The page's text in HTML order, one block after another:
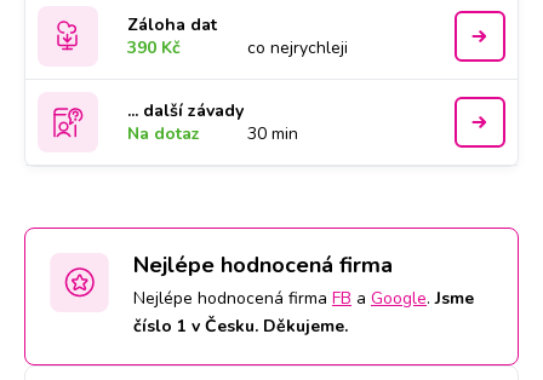
Záloha dat
390 Kč
co nejrychleji
... další závady
Na dotaz
30 min
Nejlépe hodnocená firma
Nejlépe hodnocená firma FB a Google.Jsme
číslo 1 v Česku. Děkujeme.